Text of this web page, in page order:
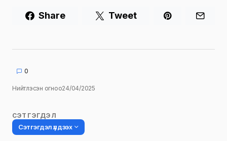
Share Tweet
0
Нийтлэсэн огноо24/04/2025
СЭТГЭГДЭЛ
Сэтгэгдэл үлдээх